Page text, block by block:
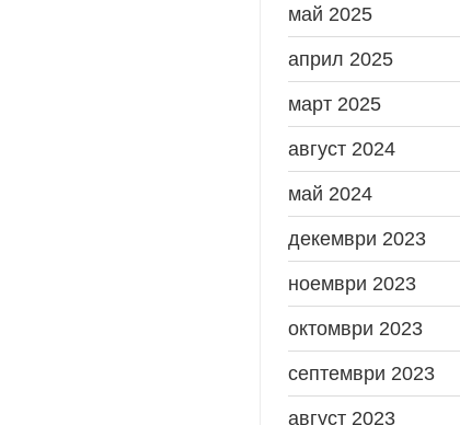
май 2025
април 2025
март 2025
август 2024
май 2024
декември 2023
ноември 2023
октомври 2023
септември 2023
август 2023